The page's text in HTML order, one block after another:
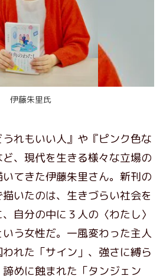
伊藤朱里氏
うれもいい人』や『ピンク色な
、現代を生きる様々な立場の
てきた伊藤朱里さん。新刊の
描いたのは、生きづらい社会を
自分の中に３人の〈わたし〉
う女性だ。一風変わった主人
れた「サイン」、強さに縛ら
めに蝕まれた「タンジェン